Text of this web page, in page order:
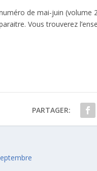
de mai-juin (volume
Vous trouverez
PARTAGER: